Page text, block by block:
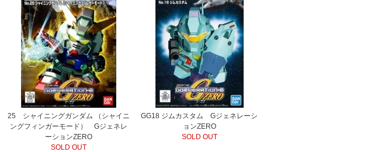
25 シャイニングガンダム （シャイニ
ングフィンガーモード） Gジェネレ
ーションZERO
SOLD OUT
GG18 ジムカスタム Gジェネレーシ
ョンZERO
SOLD OUT